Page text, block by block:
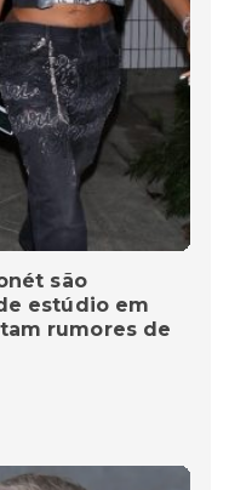
são
estúdio em
rumores de